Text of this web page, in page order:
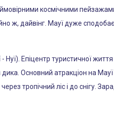
космічними
ж, дайвінг. Мауї дуже
Епіцентр туристичної
Основний атракціон на
тропічний ліс і до снігу.